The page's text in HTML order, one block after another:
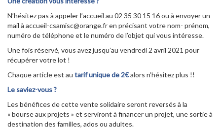
N’hésitez pas à appeler l’accueil au 02 35 30 15 16 ou à envoyer un
mail à accueil-csamisc@orange.fr en précisant votre nom- prénom,
numéro de téléphone et le numéro de l’objet qui vous intéresse.
Une fois réservé, vous avez jusqu’au vendredi 2 avril 2021 pour
récupérer votre lot !
Chaque article est au tarif unique de 2€alors n’hésitez plus !!
Le saviez-vous ?
Les bénéfices de cette vente solidaire seront reversés à la
« bourse aux projets » et serviront à financer un projet, une sortie à
destination des familles, ados ou adultes.